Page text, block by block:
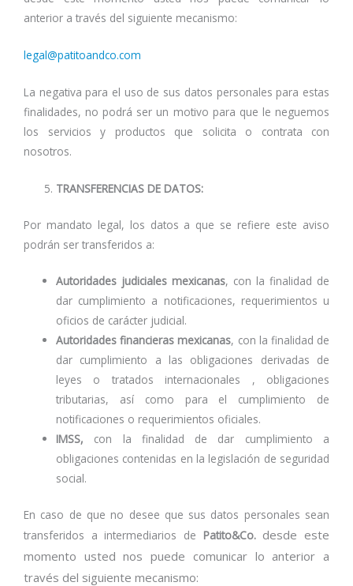
anterior a través del siguiente mecanismo:
legal@patitoandco.com
La negativa para el uso de sus datos personales para estas
finalidades, no podrá ser un motivo para que le neguemos
los servicios y productos que solicita o contrata con
nosotros.
TRANSFERENCIAS DE DATOS:
Por mandato legal, los datos a que se refiere este aviso
podrán ser transferidos a:
Autoridades judiciales mexicanas, con la finalidad de
dar cumplimiento a notificaciones, requerimientos u
oficios de carácter judicial.
Autoridades financieras mexicanas, con la finalidad de
dar cumplimiento a las obligaciones derivadas de
leyes o tratados internacionales , obligaciones
tributarias, así como para el cumplimiento de
notificaciones o requerimientos oficiales.
IMSS, con la finalidad de dar cumplimiento a
obligaciones contenidas en la legislación de seguridad
social.
En caso de que no desee que sus datos personales sean
transferidos a intermediarios de Patito&Co. desde este
momento usted nos puede comunicar lo anterior a
través del siguiente mecanismo: